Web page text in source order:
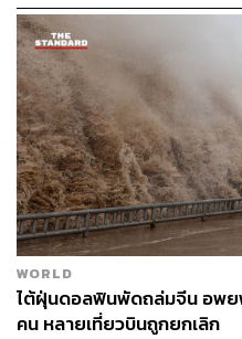
WORLD
ไต้ฝุ่นดอลฟินพัดถล่มจีน อพย
คน หลายเที่ยวบินถูกยกเลิก